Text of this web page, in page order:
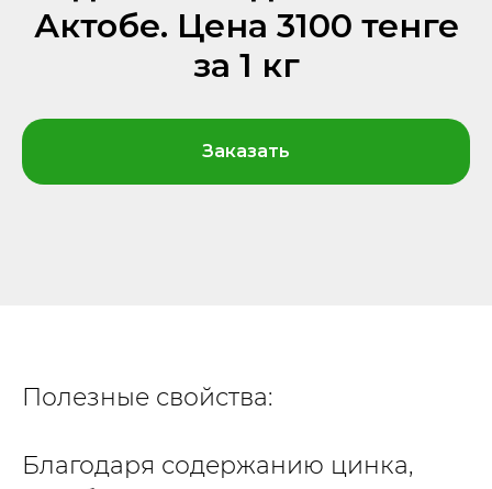
Актобе. Цена 3100 тенге
за 1 кг
Заказать
Полезные свойства:
Благодаря содержанию цинка,